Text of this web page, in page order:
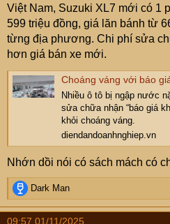
Việt Nam, Suzuki XL7 mới có 1
599 triệu đồng, giá lăn bánh từ
từng địa phương. Chi phí sửa
hơn giá bán xe mới.
Choáng váng với báo
Nhiều ô tô bị ngập nước
sửa chữa nhận “báo giá
khỏi choáng váng.
diendandoanhnghiep.vn
Nhớn dồi nói có sách mách có
R
e
a
Dark Man
09:57 01/11/2025